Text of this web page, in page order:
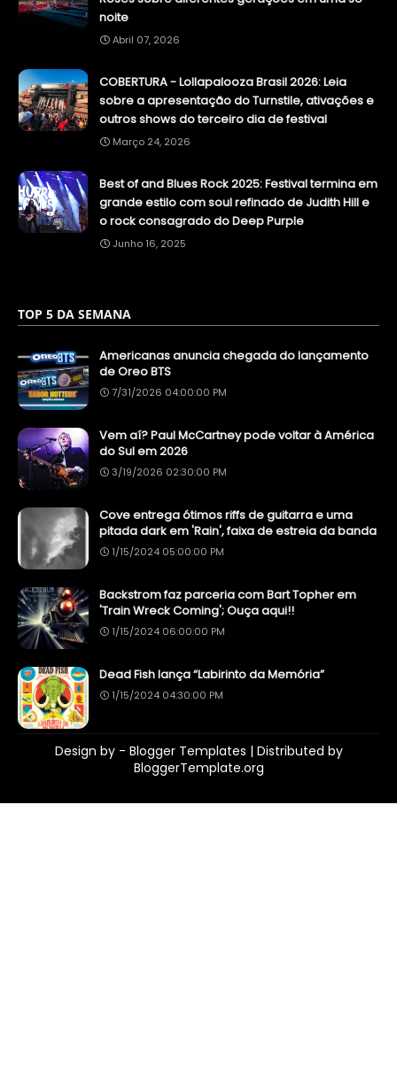
noite
Abril 07, 2026
COBERTURA - Lollapalooza Brasil 2026: Leia
sobre a apresentação do Turnstile, ativações e
outros shows do terceiro dia de festival
Março 24, 2026
Best of and Blues Rock 2025: Festival termina em
grande estilo com soul refinado de Judith Hill e
o rock consagrado do Deep Purple
Junho 16, 2025
TOP 5 DA SEMANA
Americanas anuncia chegada do lançamento
de Oreo BTS
7/31/2026 04:00:00 PM
Vem aí? Paul McCartney pode voltar à América
do Sul em 2026
3/19/2026 02:30:00 PM
Cove entrega ótimos riffs de guitarra e uma
pitada dark em 'Rain', faixa de estreia da banda
1/15/2024 05:00:00 PM
Backstrom faz parceria com Bart Topher em
'Train Wreck Coming'; Ouça aqui!!
1/15/2024 06:00:00 PM
Dead Fish lança “Labirinto da Memória”
1/15/2024 04:30:00 PM
Design by - Blogger Templates | Distributed by
BloggerTemplate.org